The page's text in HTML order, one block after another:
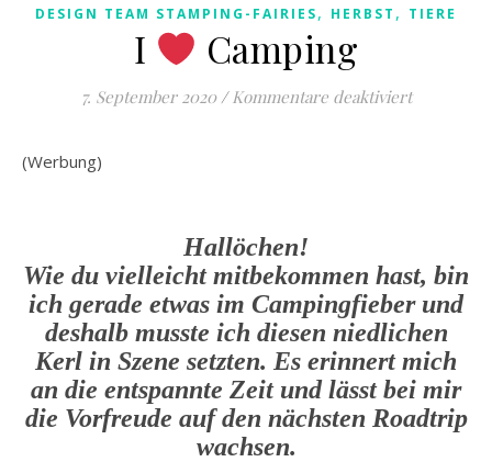
DESIGN TEAM STAMPING-FAIRIES, HERBST , TIERE
I Camping
7. September 2020 / Kommentare deaktiviertfür I
(Werbung)
Hallöchen!
Wie du vielleicht mitbekommen hast, bin
ich gerade etwas im Campingfieber und
deshalb musste ich diesen niedlichen
Kerl in Szene setzten. Es erinnert mich
an die entspannte Zeit und lässt bei mir
die Vorfreude auf den nächsten Roadtrip
wachsen.